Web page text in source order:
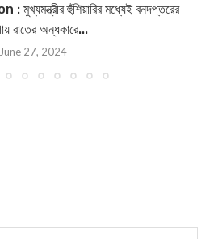
হুঁশিয়ারির মধ্যেই বনদপ্তরের
রাতের অন্ধকারে...
June 27, 2024